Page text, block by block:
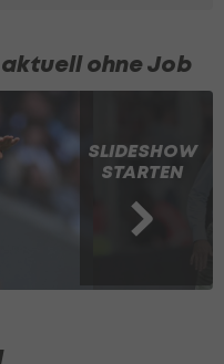
ohne Job
SLIDESHOW
STARTEN